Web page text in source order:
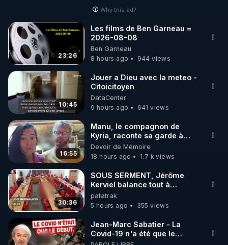
🌱 INSTAGRAM
https://www.instagram.com/rdlr_thierrycasasnovas/
http://rgnr.li/instagram
🌱 LA NEWSLETTER
Pour ne pas rater l’actualité RGNR (stages,
http://rgnr.li/news
🌱 VIDÉOS NON CENSURÉES SUR ODYSEE
Toutes les vidéos Youtube sont aussi sur la
http://rgnr.li/odysee
🌱 LES STAGES EN PRÉSENTIEL
Why this ad?
23:26
Les films de Ben Garneau =
2026-08-08
Ben Garneau
8 hours ago
944 views
10:45
Jouer a Dieu avec la meteo -
Citoicitoyen
DataCenter
9 hours ago
641 views
16:55
Manu, le compagnon de
Kyria, raconte sa garde à
vue musclée. PARTAGEZ!
Devoir de Mémoire
18 hours ago
1.7 k views
30:36
SOUS SERMENT, Jérôme
Kerviel balance tout à
l'Assemblée !
patatrak
5 hours ago
355 views
Jean-Marc Sabatier - La
Covid-19 n'a été que le
début - L'ARNm & l'ARNm-aa